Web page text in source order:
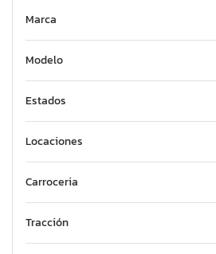
Marca
Modelo
Estados
Locaciones
Carroceria
Tracción